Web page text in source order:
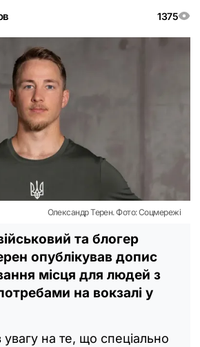
1375
Олександр Терен. Фото: Соцмережі
та блогер
опублікував допис
місця для людей з
на вокзалі у
на те, що спеціально